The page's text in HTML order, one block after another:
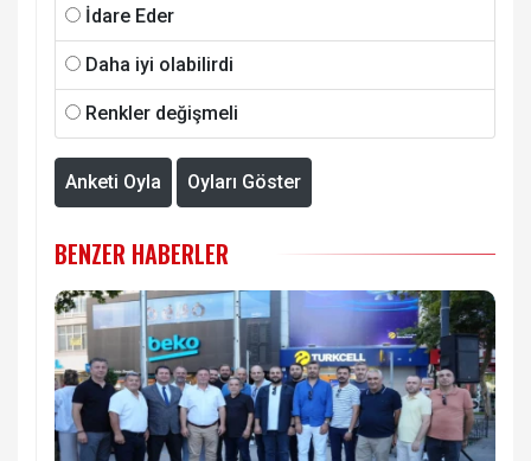
İdare Eder
Daha iyi olabilirdi
Renkler değişmeli
Anketi Oyla Oyları Göster
BENZER HABERLER